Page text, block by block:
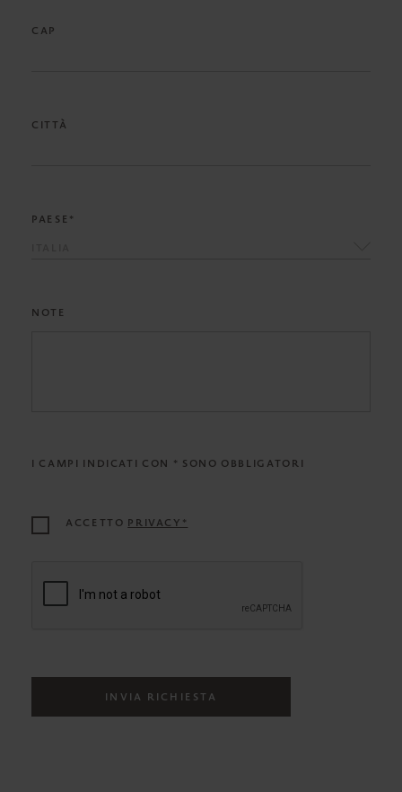
CAP
CITTÀ
PAESE*
NOTE
I CAMPI INDICATI CON * SONO OBBLIGATORI
ACCETTO PRIVACY*
INVIA RICHIESTA